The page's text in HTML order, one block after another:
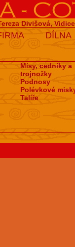
Divišová,
DÍLNA
Mísy, cedníky a
trojnožky
Podnosy
Polévkové
Talíře